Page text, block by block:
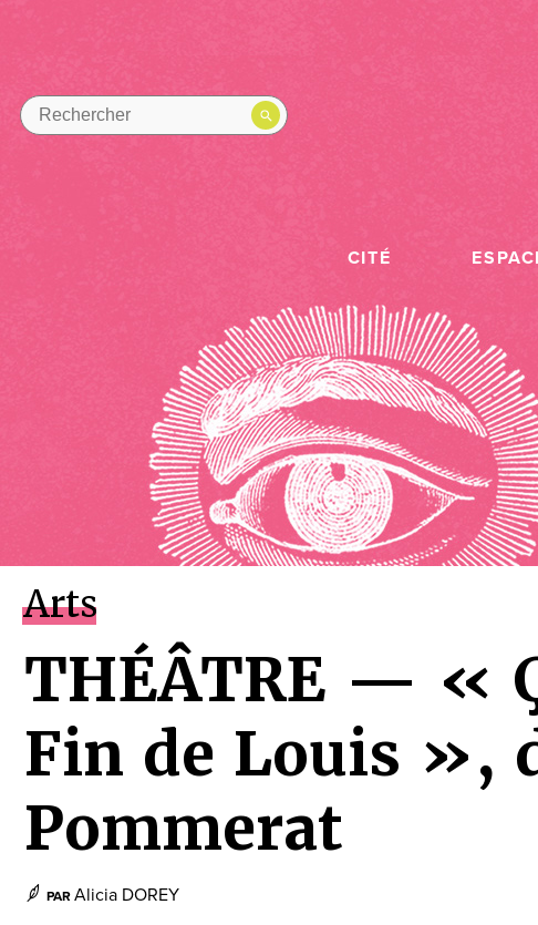
CITÉ
Arts
THÉÂTRE — «
Fin de Louis »,
Pommerat
PAR Alicia DOREY